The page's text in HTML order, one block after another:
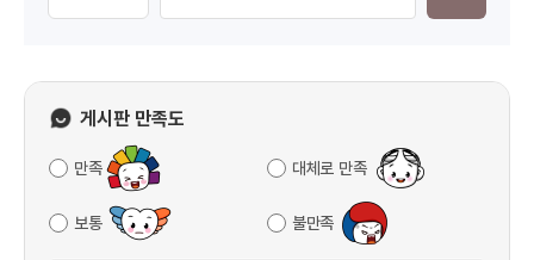
게시판 만족도
만족 대체로 만족
보통 불만족